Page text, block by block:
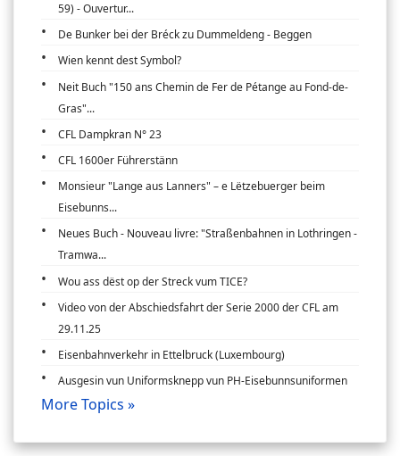
59) - Ouvertur...
De Bunker bei der Bréck zu Dummeldeng - Beggen
Wien kennt dest Symbol?
Neit Buch "150 ans Chemin de Fer de Pétange au Fond-de-
Gras"...
CFL Dampkran N° 23
CFL 1600er Führerstänn
Monsieur "Lange aus Lanners" – e Lëtzebuerger beim
Eisebunns...
Neues Buch - Nouveau livre: "Straßenbahnen in Lothringen -
Tramwa...
Wou ass dëst op der Streck vum TICE?
Video von der Abschiedsfahrt der Serie 2000 der CFL am
29.11.25
Eisenbahnverkehr in Ettelbruck (Luxembourg)
Ausgesin vun Uniformsknepp vun PH-Eisebunnsuniformen
More Topics »